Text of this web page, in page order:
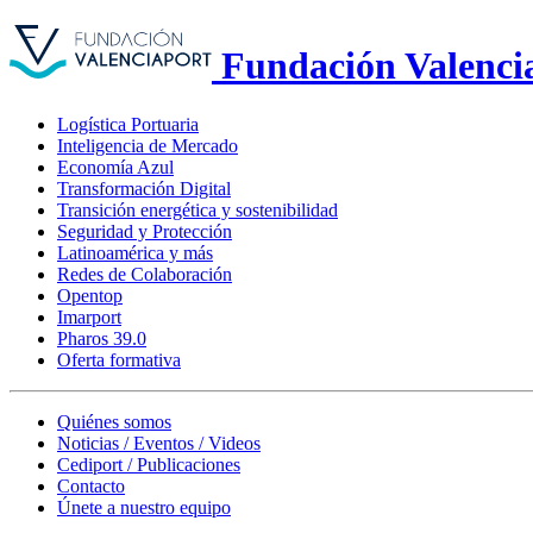
Fundación
Logística Portuaria
Inteligencia de Mercado
Economía Azul
Transformación Digital
Transición energética y sostenibilidad
Seguridad y Protección
Latinoamérica y más
Redes de Colaboración
Opentop
Imarport
Pharos 39.0
Oferta formativa
Quiénes somos
Noticias / Eventos / Videos
Cediport / Publicaciones
Contacto
Únete a nuestro equipo